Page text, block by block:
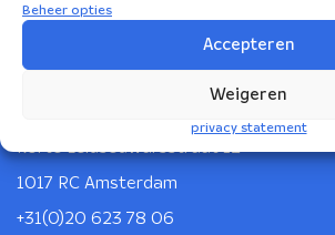
Beheer opties
Accepteren
Weigeren
privacy statement
Nederlands Blazers
1017 RC Amsterdam
+31(0)20 623 78 06